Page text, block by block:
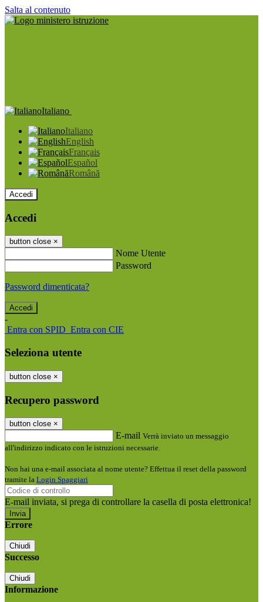
Salta al contenuto
Italiano
Italiano
English
Français
Español
Română
Accedi
Accedi
button close ×
Nome Utente
Password
Password dimenticata?
-
Entra con SPID Entra con CIE
Seleziona utente
button close ×
Recupero password
button close ×
E-mail Verrà inviato un messaggio
all'indirizzo indicato con le istruzioni necessarie.
Non hai una e-mail associata al nome utente? Effettua il reset della password
tramite la Login Spaggiari
E-mail inviata, si prega di controllare la casella di posta elettronica!
Errore
Chiudi
Successo
Chiudi
Informazione